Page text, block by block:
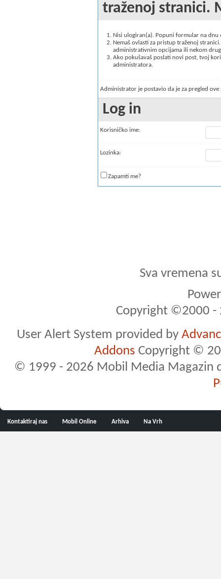
traženoj stranici.
Nisi ulogiran(a). Popuni formular na
Nemaš ovlasti za pristup traženoj
administrativnim opcijama ili nekom
Ako pokušavaš poslati novi post, tvoj
administratora.
Administrator je postavio da je za pregled
Log in
Korisničko ime:
Lozinka:
Zapamti me?
Sva vremena
Copyright ©2000 -
User Alert System provided by
Addons Copyright ©
© 1999 - 2026 Mobil Media Magazin
Kontaktiraj nas Mobil Online Arhiva Na Vrh